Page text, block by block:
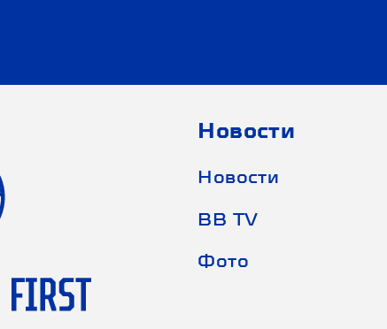
Новости
Новости
BB TV
Фото